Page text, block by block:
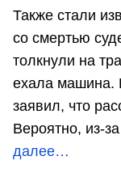
Также стали
со смертью
толкнули на
ехала машина.
заявил, что
Вероятно, из-
далее…